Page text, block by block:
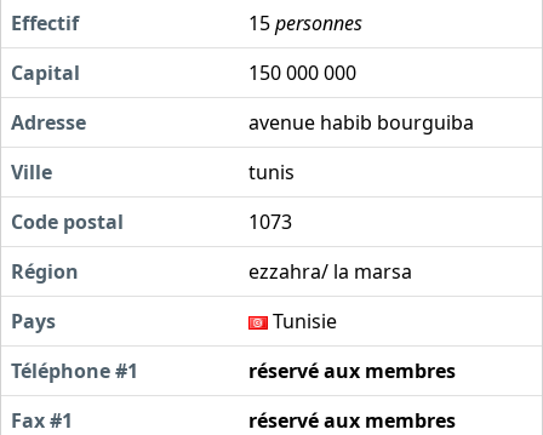
Effectif
15personnes
Capital
150 000 000
Adresse
avenue habib bourguiba
Ville
tunis
Code postal
1073
Région
ezzahra/ la marsa
Pays
Tunisie
Téléphone #1
réservé aux membres
Fax #1
réservé aux membres